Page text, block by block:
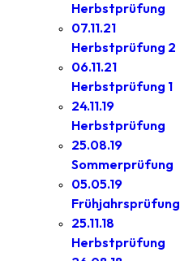
Herbstprüfung
07.11.21
Herbstprüfung 2
06.11.21
Herbstprüfung 1
24.11.19
Herbstprüfung
25.08.19
Sommerprüfung
05.05.19
Frühjahrsprüfung
25.11.18
Herbstprüfung